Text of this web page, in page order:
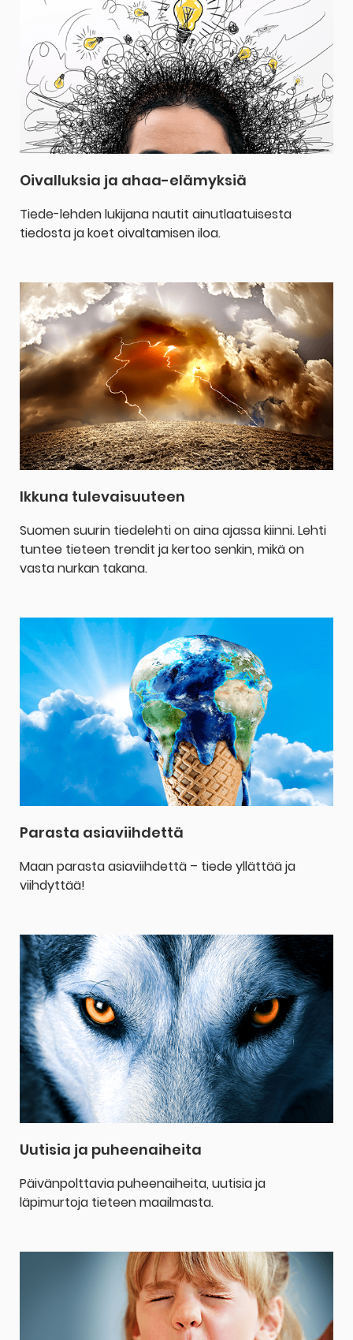
Oivalluksia ja ahaa-elämyksiä
Tiede-lehden lukijana nautit ainutlaatuisesta
tiedosta ja koet oivaltamisen iloa.
Ikkuna tulevaisuuteen
Suomen suurin tiedelehti on aina ajassa kiinni. Lehti
tuntee tieteen trendit ja kertoo senkin, mikä on
vasta nurkan takana.
Parasta asiaviihdettä
Maan parasta asiaviihdettä – tiede yllättää ja
viihdyttää!
Uutisia ja puheenaiheita
Päivänpolttavia puheenaiheita, uutisia ja
läpimurtoja tieteen maailmasta.